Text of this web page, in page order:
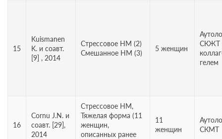
15
Kuismanen
K. и соавт.
[9] , 2014
Cтрессовое НМ (2)
Cмешанное НМ (3)
5 женщин
СКЖТ
гелем
16
Cornu J.N. и
соавт. [29],
2014
Стрессовое НМ,
Тяжелая форма (11
женщин,
описанных ранее
11
женщин
СКМТ